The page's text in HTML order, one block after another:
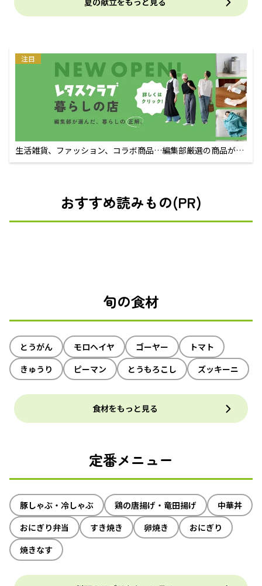
注目
生活雑貨、ファッション、コラボ商品…編集部厳選の商品が買
えるECサイト
おすすめ読みもの(PR)
旬の食材
とうがん モロヘイヤ ゴーヤー
トマト
きゅうり
ピーマン とうもろこし ズッキーニ
食材をもっと見る
定番メニュー
豚しゃぶ・冷しゃぶ 鶏の唐揚げ・竜田揚げ
中華丼
おにぎり弁当
すき焼き 卵焼き
おにぎり
焼きなす